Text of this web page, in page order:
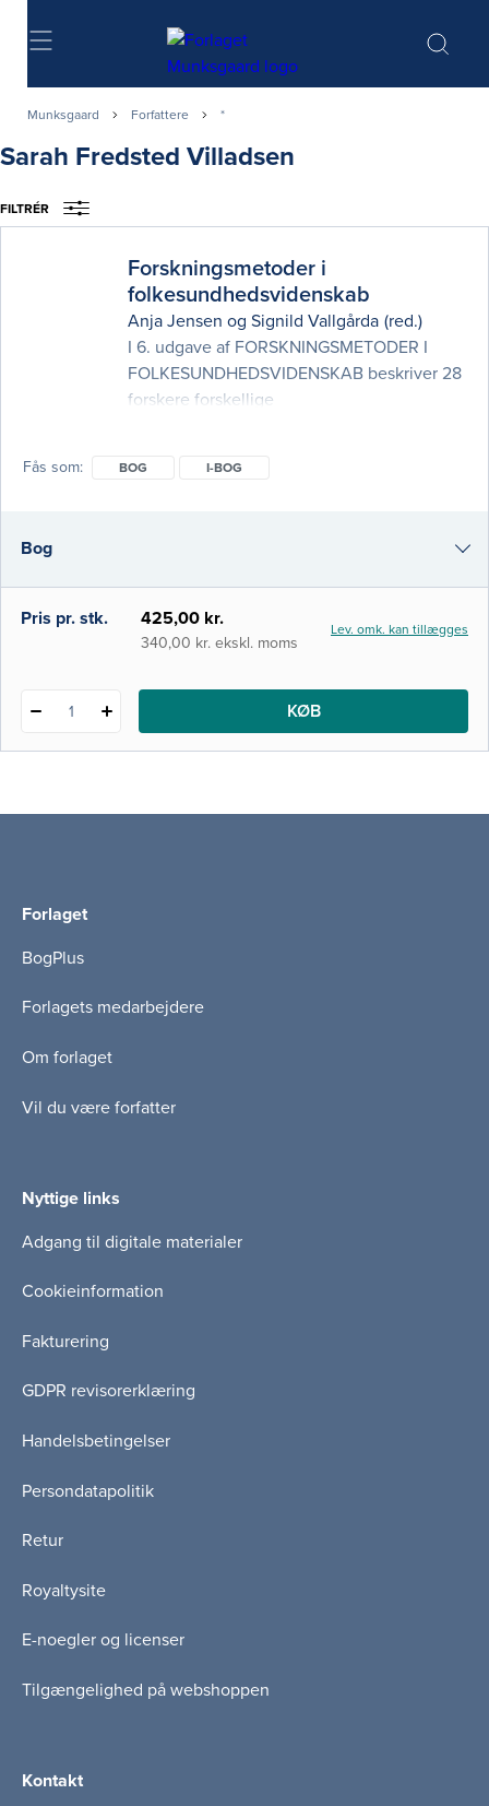
Søg
Munksgaard Forfattere *
Sarah Fredsted Villadsen
FILTRÉR
Forskningsmetoder i
folkesundhedsvidenskab
Anja Jensen og Signild Vallgårda (red.)
I 6. udgave af FORSKNINGSMETODER I
FOLKESUNDHEDSVIDENSKAB beskriver 28
forskere forskellige
interviews, diskursanalyse og antropologisk
videnskabs- og teknologistudier/STS. Bogen
er en klassiker på mange udd
Fås som BOG I-BOG
Bog
i-bog
Pris pr. stk. 425,00 kr.
340,00 kr. ekskl. moms
Lev. omk. kan tillægges
1 KØB
Forlaget
BogPlus
Forlagets medarbejdere
Om forlaget
Vil du være forfatter
Nyttige links
Adgang til digitale materialer
Cookieinformation
Fakturering
GDPR revisorerklæring
Handelsbetingelser
Persondatapolitik
Retur
Royaltysite
E-noegler og licenser
Tilgængelighed på webshoppen
Kontakt